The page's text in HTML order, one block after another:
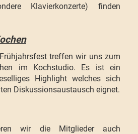
Klavierkonzerte) finden
treffen wir uns zum
im Kochstudio. Es ist ein
Highlight welches sich
Diskussionsaustausch eignet.
wir die Mitglieder auch